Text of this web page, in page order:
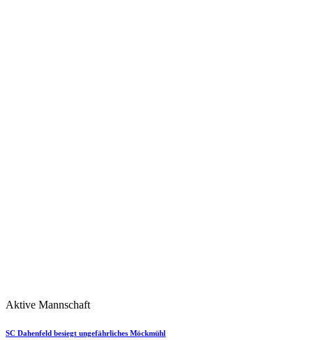
Aktive Mannschaft
SC Dahenfeld besiegt ungefährliches Möckmühl